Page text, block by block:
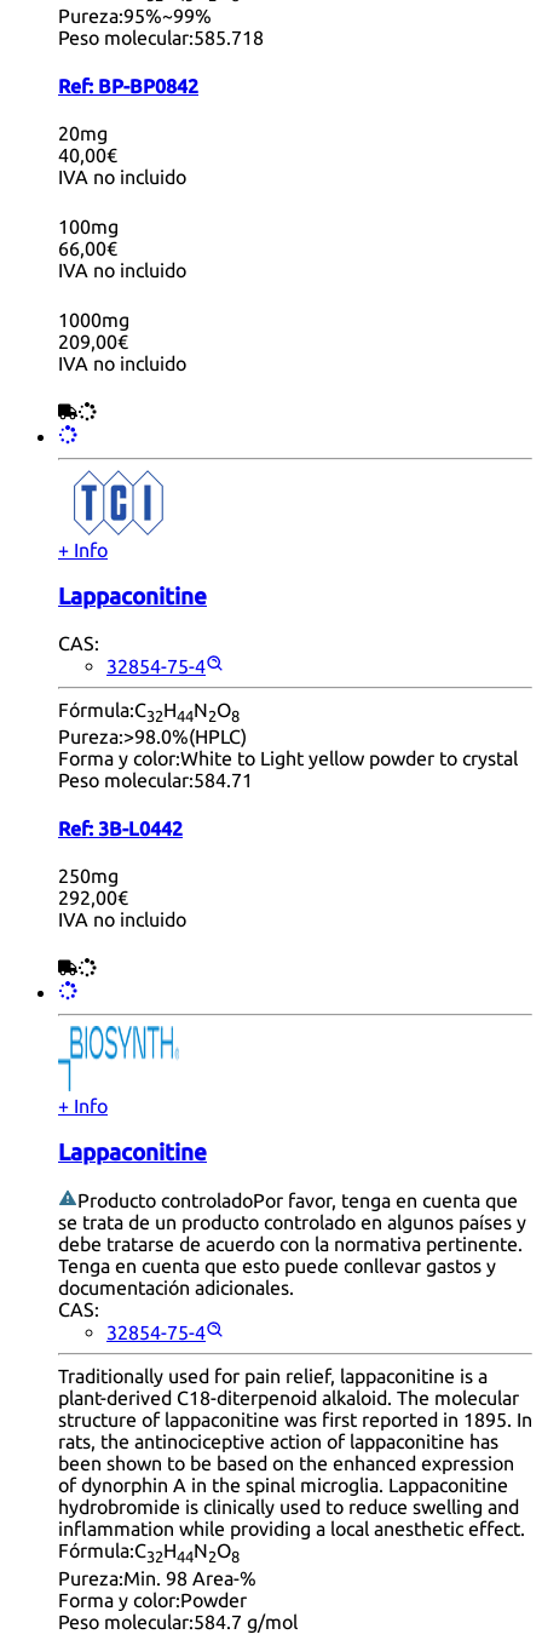
Pureza:95%~99%
Peso molecular:585.718
Ref: BP-BP0842
20mg
40,00€
IVA no incluido
100mg
66,00€
IVA no incluido
1000mg
209,00€
IVA no incluido
+ Info
Lappaconitine
CAS:
32854-75-4
Fórmula:C32H44N2O8
Pureza:>98.0%(HPLC)
Forma y color:White to Light yellow powder to crystal
Peso molecular:584.71
Ref: 3B-L0442
250mg
292,00€
IVA no incluido
+ Info
Lappaconitine
Producto controladoPor favor, tenga en cuenta que
se trata de un producto controlado en algunos países y
debe tratarse de acuerdo con la normativa pertinente.
Tenga en cuenta que esto puede conllevar gastos y
documentación adicionales.
CAS:
32854-75-4
Traditionally used for pain relief, lappaconitine is a
plant-derived C18-diterpenoid alkaloid. The molecular
structure of lappaconitine was first reported in 1895. In
rats, the antinociceptive action of lappaconitine has
been shown to be based on the enhanced expression
of dynorphin A in the spinal microglia. Lappaconitine
hydrobromide is clinically used to reduce swelling and
inflammation while providing a local anesthetic effect.
Fórmula:C32H44N2O8
Pureza:Min. 98 Area-%
Forma y color:Powder
Peso molecular:584.7 g/mol